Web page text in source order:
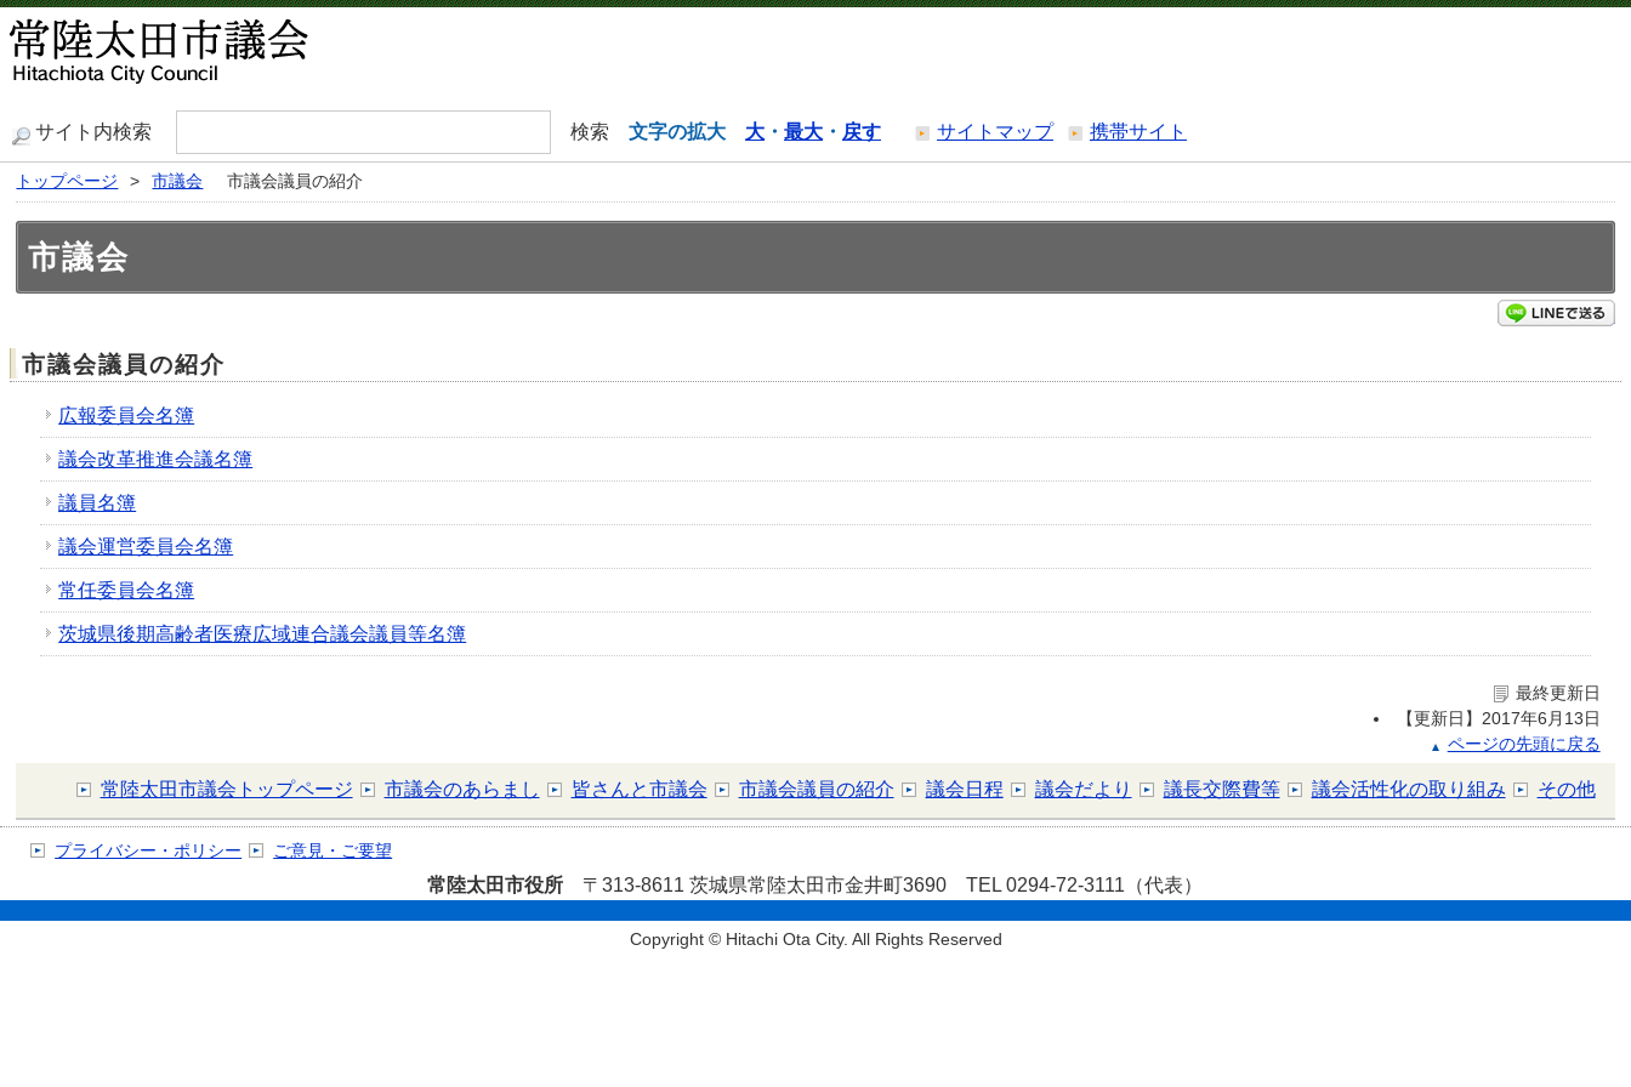
サイト内検索 文字の拡大 大 ・ 最大 ・ 戻す サイトマップ 携帯サイト
トップページ > 市議会 市議会議員の紹介
市議会
市議会議員の紹介
広報委員会名簿
議会改革推進会議名簿
議員名簿
議会運営委員会名簿
常任委員会名簿
茨城県後期高齢者医療広域連合議会議員等名簿
最終更新日
【更新日】 2017年6月13日
ページの先頭に戻る
常陸太田市議会トップページ 市議会のあらまし 皆さんと市議会 市議会議員の紹介 議会日程 議会だより 議長交際費等 議会活性化の取り組み その他
プライバシー・ポリシー ご意見・ご要望
常陸太田市役所 〒313-8611 茨城県常陸太田市金井町3690 TEL 0294-72-3111（代表）
Copyright © Hitachi Ota City. All Rights Reserved